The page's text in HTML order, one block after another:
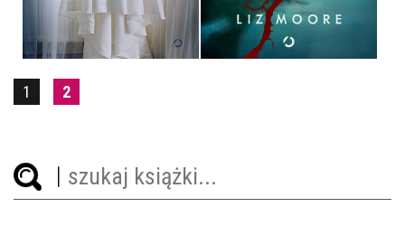
36,90 ZŁ 59,99 ZŁ
1 2